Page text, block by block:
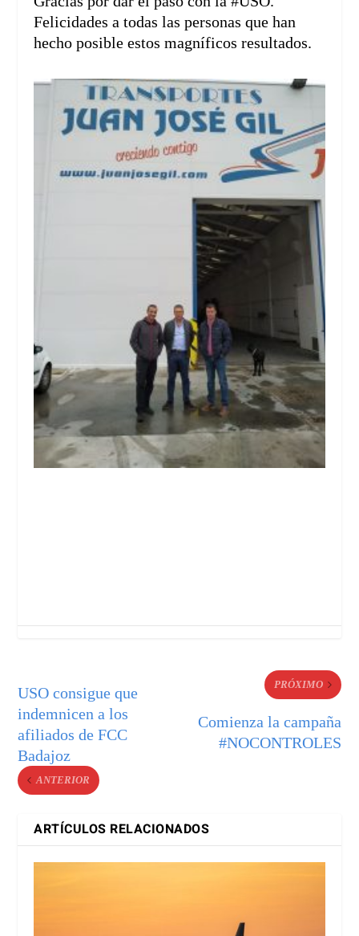
Felicidades a todas las personas que han
hecho posible estos magníficos resultados.
USO consigue que
indemnicen a los
afiliados de FCC
Badajoz
ANTERIOR
PRÓXIMO
Comienza la campaña
#NOCONTROLES
ARTÍCULOS RELACIONADOS